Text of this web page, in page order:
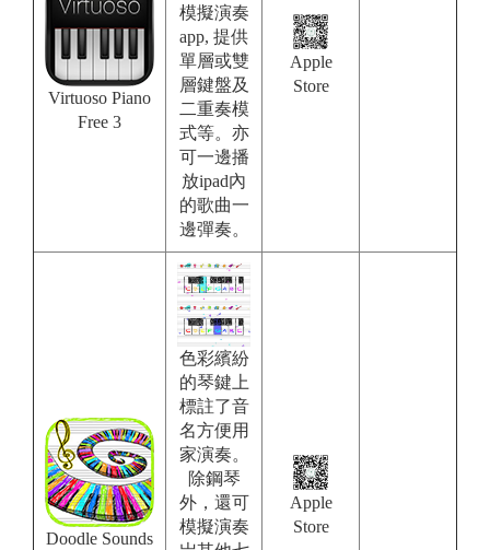
Virtuoso Piano
Free 3
模擬演奏
app, 提供
單層或雙
層鍵盤及
二重奏模
式等。亦
可一邊播
放ipad內
的歌曲一
邊彈奏。
Apple
Store
Doodle Sounds
色彩繽紛
的琴鍵上
標註了音
名方便用
家演奏。
除鋼琴
外，還可
模擬演奏
Apple
Store